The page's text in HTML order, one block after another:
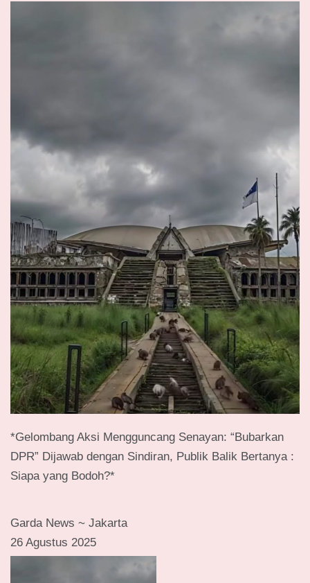
*Gelombang Aksi Mengguncang Senayan: “Bubarkan
DPR” Dijawab dengan Sindiran, Publik Balik Bertanya :
Siapa yang Bodoh?*
Garda News ~ Jakarta
26 Agustus 2025